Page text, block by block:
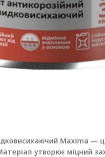
Maxima —
утворює міцний